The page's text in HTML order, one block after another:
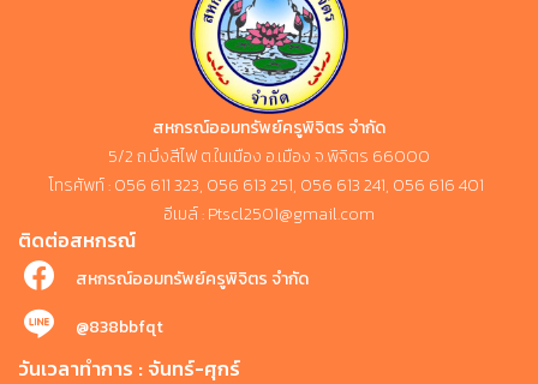
สหกรณ์ออมทรัพย์ครูพิจิตร จำกัด
5/2 ถ.บึงสีไฟ ต.ในเมือง อ.เมือง จ.พิจิตร 66000
โทรศัพท์ : 056 611 323, 056 613 251, 056 613 241, 056 616 401
อีเมล์ : Ptscl2501@gmail.com
ติดต่อสหกรณ์
สหกรณ์ออมทรัพย์ครูพิจิตร จำกัด
@838bbfqt
วันเวลาทำการ : จันทร์-ศุกร์